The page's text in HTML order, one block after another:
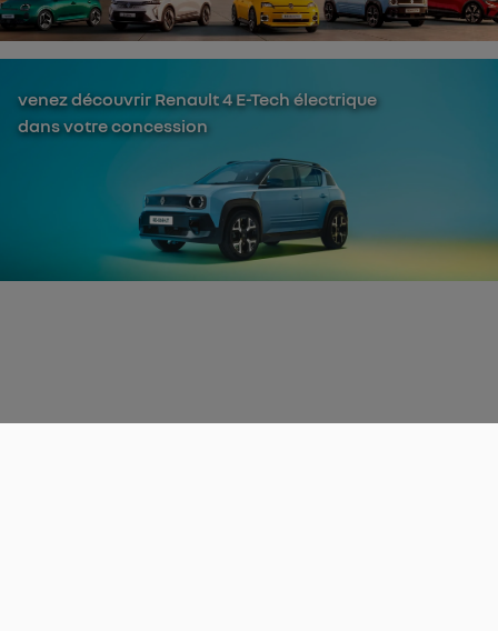
venez découvrir Renault 4 E-Tech électrique
dans votre concession